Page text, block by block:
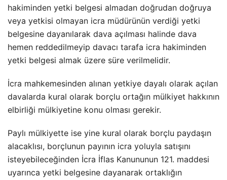
hakiminden yetki belgesi almadan doğrudan doğruya
veya yetkisi olmayan icra müdürünün verdiği yetki
belgesine dayanılarak dava açılması halinde dava
hemen reddedilmeyip davacı tarafa icra hakiminden
yetki belgesi almak üzere süre verilmelidir.
İcra mahkemesinden alınan yetkiye dayalı olarak açılan
davalarda kural olarak borçlu ortağın mülkiyet hakkının
elbirliği mülkiyetine konu olması gerekir.
Paylı mülkiyette ise yine kural olarak borçlu paydaşın
alacaklısı, borçlunun payının icra yoluyla satışını
isteyebileceğinden İcra İflas Kanununun 121. maddesi
uyarınca yetki belgesine dayanarak ortaklığın